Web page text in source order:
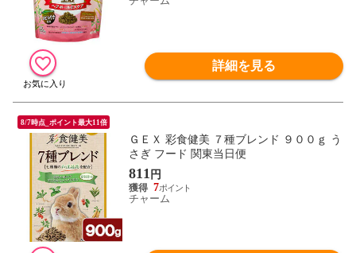
詳細を見る
8/7時点_ポイント最大11倍
ＧＥＸ 彩食健美 ７種ブレンド ９００ｇ う
さぎ フード 関東当日便
811 円
7
チャーム